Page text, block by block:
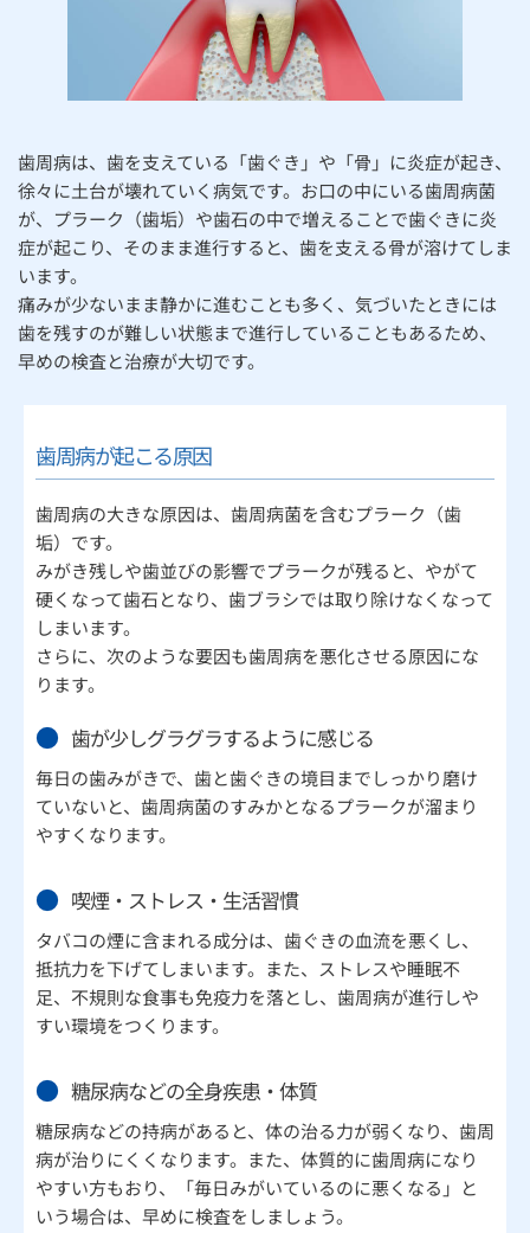
歯周病は、歯を支えている「歯ぐき」や「骨」に炎症が起き、
徐々に土台が壊れていく病気です。お口の中にいる歯周病菌
が、プラーク（歯垢）や歯石の中で増えることで歯ぐきに炎
症が起こり、そのまま進行すると、歯を支える骨が溶けてしま
います。
痛みが少ないまま静かに進むことも多く、気づいたときには
歯を残すのが難しい状態まで進行していることもあるため、
早めの検査と治療が大切です。
歯周病が起こる原因
歯周病の大きな原因は、歯周病菌を含むプラーク（歯
垢）です。
みがき残しや歯並びの影響でプラークが残ると、やがて
硬くなって歯石となり、歯ブラシでは取り除けなくなって
しまいます。
さらに、次のような要因も歯周病を悪化させる原因にな
ります。
歯が少しグラグラするように感じる
毎日の歯みがきで、歯と歯ぐきの境目までしっかり磨け
ていないと、歯周病菌のすみかとなるプラークが溜まり
やすくなります。
喫煙・ストレス・生活習慣
タバコの煙に含まれる成分は、歯ぐきの血流を悪くし、
抵抗力を下げてしまいます。また、ストレスや睡眠不
足、不規則な食事も免疫力を落とし、歯周病が進行しや
すい環境をつくります。
糖尿病などの全身疾患・体質
糖尿病などの持病があると、体の治る力が弱くなり、歯周
病が治りにくくなります。また、体質的に歯周病になり
やすい方もおり、「毎日みがいているのに悪くなる」と
いう場合は、早めに検査をしましょう。